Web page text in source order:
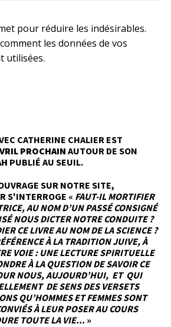
pour réduire les indésirables.
les données de vos
utilisées.
CATHERINE CHALIER EST
PROCHAIN AUTOUR DE SON
PUBLIÉ AU SEUIL.
SUR NOTRE SITE,
S'INTERROGE « FAUT-IL MORTIFIER
AU NOM D’UN PASSÉ CONSIGNÉ
NOUS DICTER NOTRE CONDUITE ?
CE LIVRE AU NOM DE LA SCIENCE ?
À LA TRADITION JUIVE, À
VOIE : UNE LECTURE SPIRITUELLE
À LA QUESTION DE SAVOIR CE
NOUS, AUJOURD’HUI, ET QUI
DE SENS DES VERSETS
QU’HOMMES ET FEMMES SONT
À LEUR POSER AU COURS
TOUTE LA VIE... »